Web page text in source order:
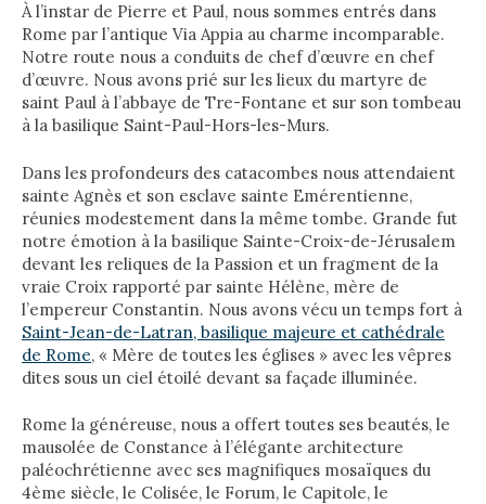
À l’instar de Pierre et Paul, nous sommes entrés dans
Rome par l’antique Via Appia au charme incomparable.
Notre route nous a conduits de chef d’œuvre en chef
d’œuvre. Nous avons prié sur les lieux du martyre de
saint Paul à l’abbaye de Tre-Fontane et sur son tombeau
à la basilique Saint-Paul-Hors-les-Murs.
Dans les profondeurs des catacombes nous attendaient
sainte Agnès et son esclave sainte Emérentienne,
réunies modestement dans la même tombe. Grande fut
notre émotion à la basilique Sainte-Croix-de-Jérusalem
devant les reliques de la Passion et un fragment de la
vraie Croix rapporté par sainte Hélène, mère de
l’empereur Constantin. Nous avons vécu un temps fort à
Saint-Jean-de-Latran, basilique majeure et cathédrale
de Rome, « Mère de toutes les églises » avec les vêpres
dites sous un ciel étoilé devant sa façade illuminée.
Rome la généreuse, nous a offert toutes ses beautés, le
mausolée de Constance à l’élégante architecture
paléochrétienne avec ses magnifiques mosaïques du
4ème siècle, le Colisée, le Forum, le Capitole, le